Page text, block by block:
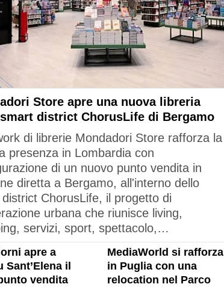
Store apre una nuova libreria
district ChorusLife di Bergamo
di librerie Mondadori Store rafforza la
presenza in Lombardia con
di un nuovo punto vendita in
diretta a Bergamo, all'interno dello
ChorusLife, il progetto di
urbana che riunisce living,
servizi, sport, spettacolo,…
apre a
Sant’Elena il
vendita
MediaWorld si rafforza
in Puglia con una
relocation nel Parco